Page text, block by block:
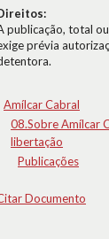
publicação, total
prévia
Amílcar Cabral
08.Sobre Amílcar
libertação
Publicações
Documento